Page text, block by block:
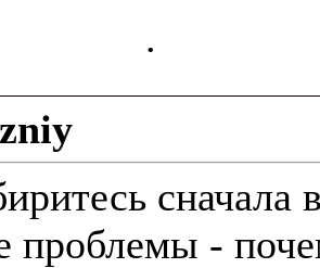
.
сначала
проблемы -